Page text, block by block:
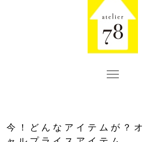
今！どんなアイテムが？